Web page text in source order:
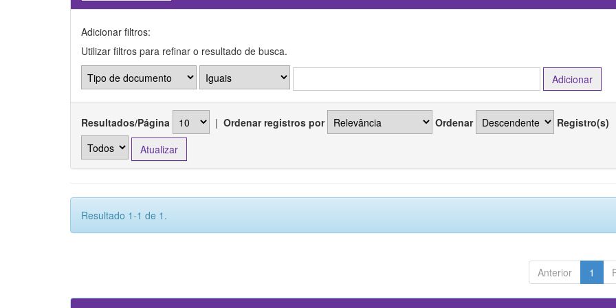
Adicionar filtros:
Utilizar filtros para refinar o resultado de busca.
Resultados/Página | Ordenar registros por Ordenar Registro(s)
Resultado 1-1 de 1.
Anterior 1